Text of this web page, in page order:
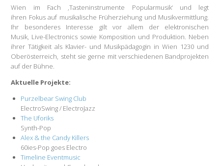
Wien im Fach ‚Tasteninstrumente Popularmusik‘ und legt
ihren Fokus auf musikalische Früherziehung und Musikvermittlung.
Ihr besonderes Interesse gilt vor allem der elektronischen
Musik, Live-Electronics sowie Komposition und Produktion. Neben
ihrer Tätigkeit als Klavier- und Musikpädagogin in Wien 1230 und
Oberösterreich, steht sie gerne mit verschiedenen Bandprojekten
auf der Bühne.
Aktuelle Projekte:
Purzelbear Swing Club
ElectroSwing / ElectroJazz
The Uforiks
Synth-Pop
Alex & the Candy Killers
60ies-Pop goes Electro
Timeline Eventmusic